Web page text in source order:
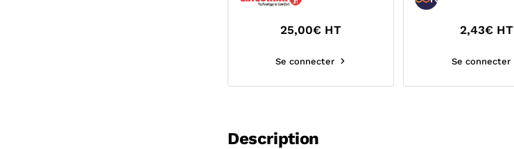
25,00€ HT
Se connecter
2,43€ HT
Se connecter
Description